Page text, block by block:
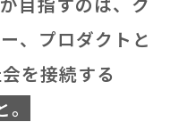
ー、 プロダク ト と
会を接続する
。